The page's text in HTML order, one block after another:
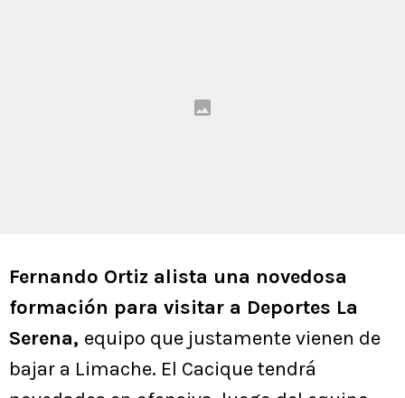
Fernando Ortiz alista una novedosa
formación para visitar a Deportes La
Serena, equipo que justamente vienen de
bajar a Limache. El Cacique tendrá